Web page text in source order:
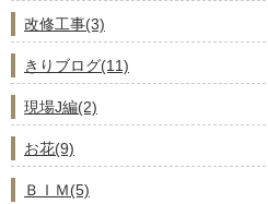
改修工事(3)
きりブログ(11)
現場J編(2)
お花(9)
ＢＩＭ(5)